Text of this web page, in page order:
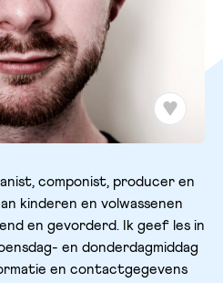
componist, producer en
kinderen en volwassenen
en gevorderd. Ik geef les in
en donderdagmiddag
en contactgegevens